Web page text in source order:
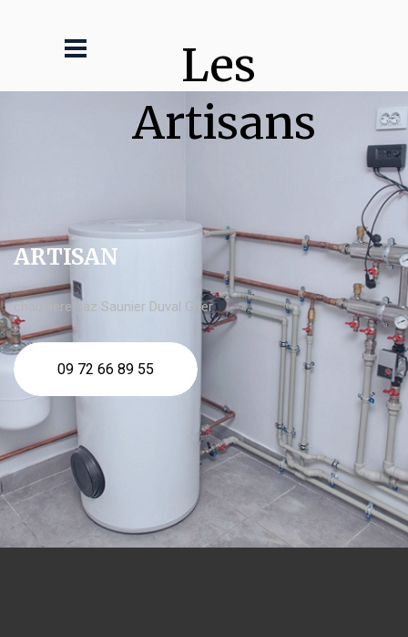
Les
Artisans
ARTISAN
chaudière gaz Saunier Duval Guer
09 72 66 89 55